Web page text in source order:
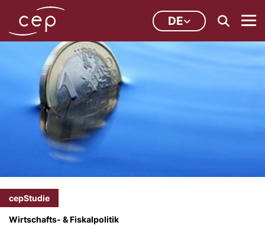
DE
cepStudie
Wirtschafts- & Fiskalpolitik